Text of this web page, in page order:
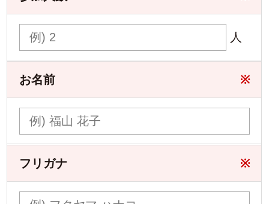
人
お名前 ※
フリガナ ※